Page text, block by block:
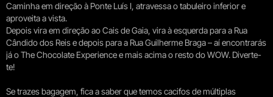
Caminha em direção à Ponte Luís I, atravessa o tabuleiro inferior e
aproveita a vista.
Depois vira em direção ao Cais de Gaia, vira à esquerda para a Rua
Cândido dos Reis e depois para a Rua Guilherme Braga – aí encontrarás
já o The Chocolate Experience e mais acima o resto do WOW. Diverte-
te!
Se trazes bagagem, fica a saber que temos cacifos de múltiplas